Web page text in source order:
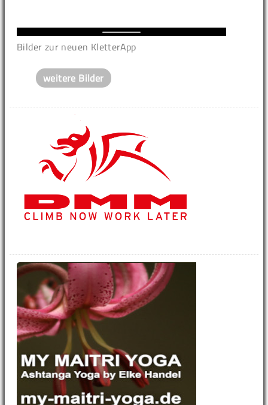
Bilder zur neuen KletterApp
weitere Bilder